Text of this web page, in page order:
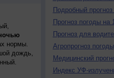
нормы.
дождь,
Подробный
Прогноз погоды на
Прогноз для
Агропрогноз погоды
Медицинский
Индекс УФ-